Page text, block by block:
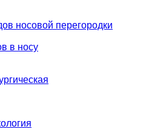
носовой перегородки
в носу